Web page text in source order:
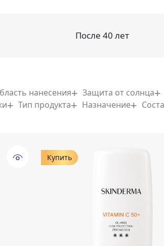
После 40 лет
нанесения Защита от солнца
Тип продукта Назначение
Купить